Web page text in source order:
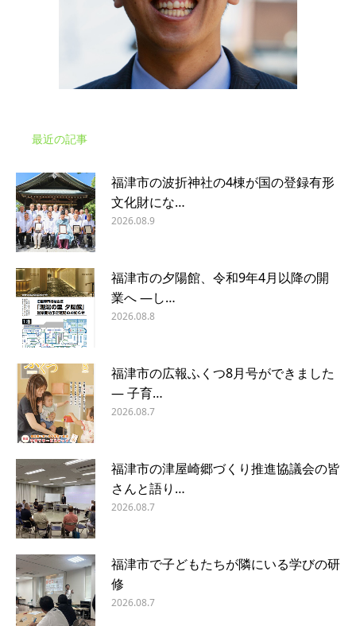
最近の記事
福津市の波折神社の4棟が国の登録有形
文化財にな…
2026.08.9
福津市の夕陽館、令和9年4月以降の開
業へ ―し…
2026.08.8
福津市の広報ふくつ8月号ができました
― 子育…
2026.08.7
福津市の津屋崎郷づくり推進協議会の皆
さんと語り…
2026.08.7
福津市で子どもたちが隣にいる学びの研
修
2026.08.7